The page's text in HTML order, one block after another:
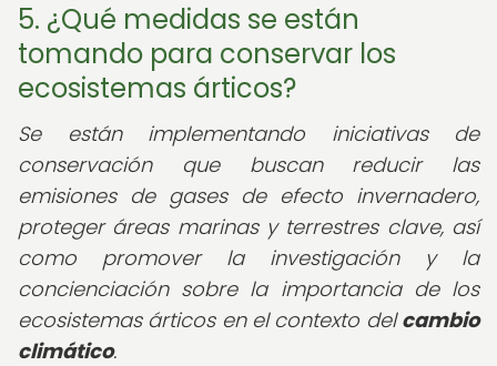
5. ¿Qué medidas se están
tomando para conservar los
ecosistemas árticos?
Se están implementando iniciativas de
conservación que buscan reducir las
emisiones de gases de efecto invernadero,
proteger áreas marinas y terrestres clave, así
como promover la investigación y la
concienciación sobre la importancia de los
ecosistemas árticos en el contexto delcambio
climático.